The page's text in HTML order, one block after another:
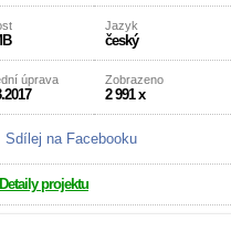
Jazyk
český
úprava Zobrazeno
2 991 x
Sdílej na Facebooku
Detaily projektu